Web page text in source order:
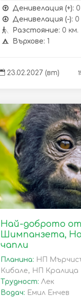
Денивелация (+):
Денивелация (-): 0
Разстояние: 0 км.
Върхове: 1
23.02.2027 (вт)
Най-доброто от
Шимпанзета,
чапли
Планина: НП
Кибале, НП Кралица
Трудност: Лек
Водач: Емил Енчев